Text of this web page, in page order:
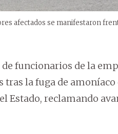
afectados se manifestaron
funcionarios de la
la fuga de
Estado, reclamando